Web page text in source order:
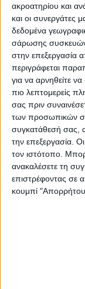
ακροατηρίου και
και οι συνεργάτες
δεδομένα
σάρωσης συσκευών.
στην επεξεργασία
περιγράφεται
για να αρνηθείτε
πιο λεπτομερείς
σας πριν
των προσωπικών
συγκατάθεσή σας,
την επεξεργασία.
τον ιστότοπο.
ανακαλέσετε τη
επιστρέφοντας σε
κουμπί
Τα MPVs
χώρους για έξι!